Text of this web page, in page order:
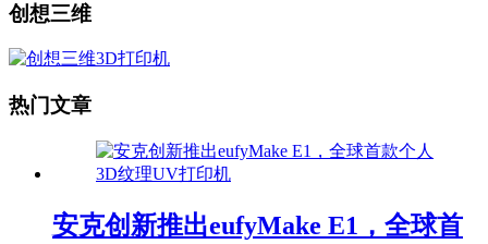
创想三维
热门文章
安克创新推出eufyMake E1，全球首